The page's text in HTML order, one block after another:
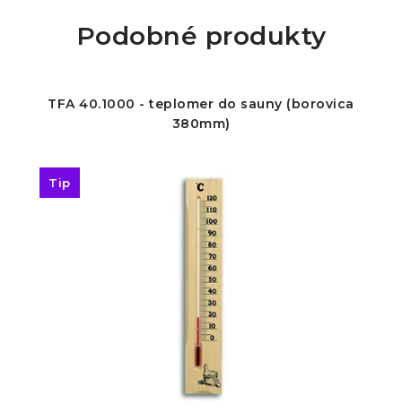
Podobné produkty
TFA 40.1000 - teplomer do sauny (borovica
380mm)
Tip